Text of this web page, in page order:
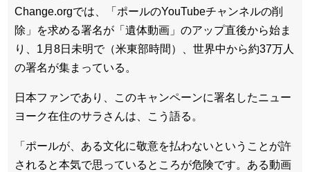
Change.orgでは、「ポールのYouTubeチャンネルの削
除」を求める署名が「遺体動画」のアップ直後から始ま
り、1月8日未明で（米東部時間）、世界中から約37万人
の署名が集まっている。
日本ファンであり、このキャンペーンに署名したニュー
ヨーク在住のサラさんは、こう語る。
「ポールが、ある文化に敬意を払わないということが許
されると本気で思っているところが危険です。ある動画